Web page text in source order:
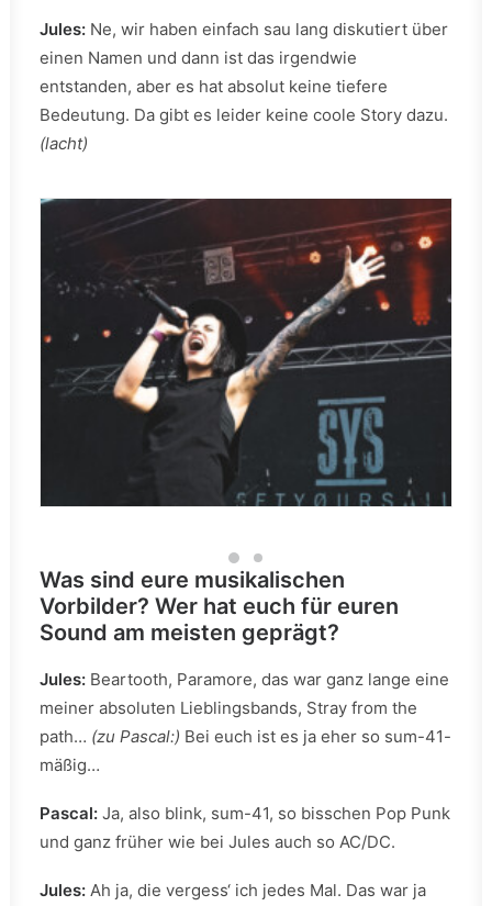
Jules: Ne, wir haben einfach sau lang diskutiert über
einen Namen und dann ist das irgendwie
entstanden, aber es hat absolut keine tiefere
Bedeutung. Da gibt es leider keine coole Story dazu.
(lacht)
Was sind eure musikalischen
Vorbilder? Wer hat euch für euren
Sound am meisten geprägt?
Jules: Beartooth, Paramore, das war ganz lange eine
meiner absoluten Lieblingsbands, Stray from the
path… (zu Pascal:) Bei euch ist es ja eher so sum-41-
mäßig…
Pascal: Ja, also blink, sum-41, so bisschen Pop Punk
und ganz früher wie bei Jules auch so AC/DC.
Jules: Ah ja, die vergess‘ ich jedes Mal. Das war ja